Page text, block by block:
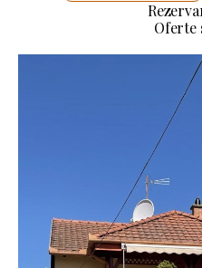
Oferte